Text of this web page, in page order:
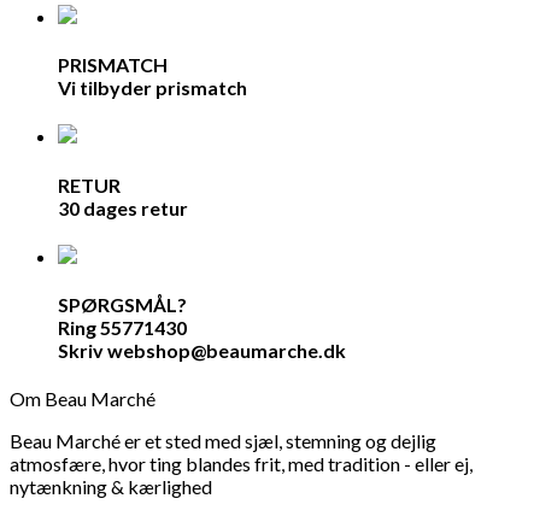
PRISMATCH
Vi tilbyder prismatch
RETUR
30 dages retur
SPØRGSMÅL?
Ring 55771430
Skriv webshop@beaumarche.dk
Om Beau Marché
Beau Marché er et sted med sjæl, stemning og dejlig
atmosfære, hvor ting blandes frit, med tradition - eller ej,
nytænkning & kærlighed